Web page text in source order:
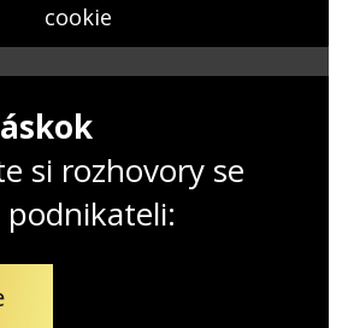
cookie
si rozhovory se